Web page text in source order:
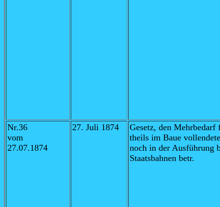
Nr.36
vom
27.07.1874
27. Juli 1874 Gesetz, den Mehrbedarf
theils im Baue
noch in der Ausführung
Staatsbahnen betr.